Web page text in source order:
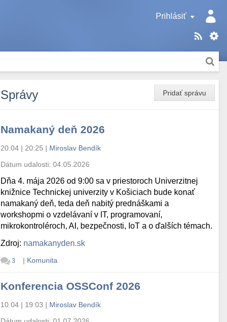
Prihlásiť
Pridať správu
Správy
Namakaný deň 2026
20.04 | 20:25 | Miroslav Bendík
Dátum udalosti:04.05.2026
Dňa 4. mája 2026 od 9:00 sa v priestoroch Univerzitnej
knižnice Technickej univerzity v Košiciach bude konať
namakaný deň, teda deň nabitý prednáškami a
workshopmi o vzdelávaní v IT, programovaní,
mikrokontroléroch, AI, bezpečnosti, IoT a o ďalších témach.
Zdroj: namakanyden.sk
3 | Komunita
Konferencia OSSConf 2026
10.04 | 19:03 | Miroslav Bendík